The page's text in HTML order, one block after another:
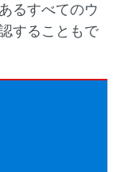
るすべてのウ
することもで